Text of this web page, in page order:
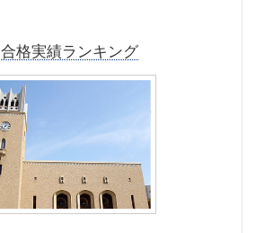
合格実績ランキング